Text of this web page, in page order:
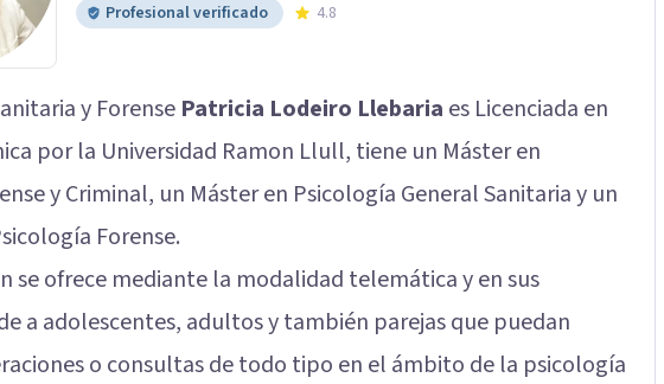
Profesional verificado 4.8
y Forense Patricia Lodeiro Llebaria es Licenciada en
por la Universidad Ramon Llull, tiene un Máster en
y Criminal, un Máster en Psicología General Sanitaria y un
Forense.
se ofrece mediante la modalidad telemática y en sus
a adolescentes, adultos y también parejas que puedan
o consultas de todo tipo en el ámbito de la psicología